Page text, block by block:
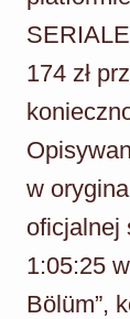
174 zł
w
oficjalnej
1:05:25
Bölüm”,